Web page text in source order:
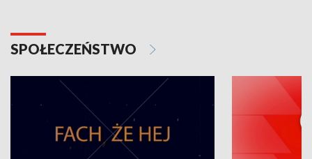
SPOŁECZEŃSTWO